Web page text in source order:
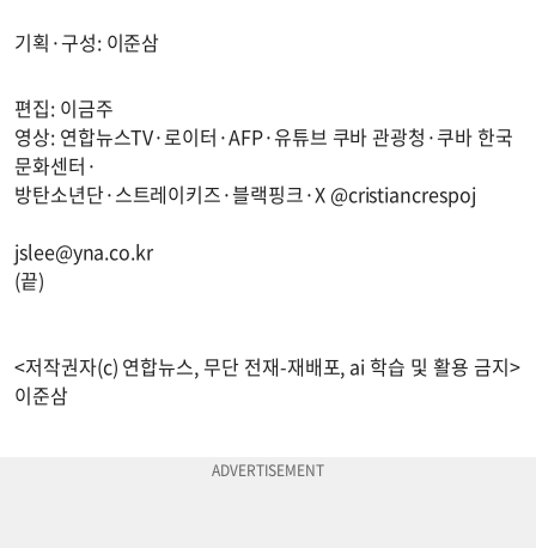
기획·구성: 이준삼
편집: 이금주
영상: 연합뉴스TV·로이터·AFP·유튜브 쿠바 관광청·쿠바 한국
문화센터·
방탄소년단·스트레이키즈·블랙핑크·X @cristiancrespoj
jslee@yna.co.kr
(끝)
<저작권자(c) 연합뉴스, 무단 전재-재배포, ai 학습 및 활용 금지>
이준삼